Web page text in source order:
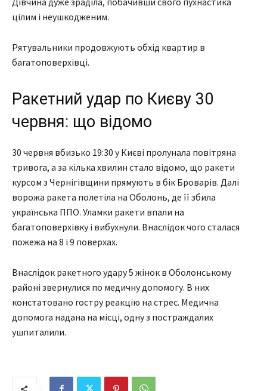
цілим і неушкодженим.
Рятувальники продовжують обхід квартир в
багатоповерхівці.
Ракетний удар по Києву 30
червня: що відомо
30 червня вбизько 19:30 у Києві пролунала повітряна
тривога, а за кілька хвилин стало відомо, що ракети
курсом з Чернігівщини прямують в бік Броварів. Далі
ворожа ракета полетіла на Оболонь, де її збила
українська ППО. Уламки ракети впали на
багатоповерхівку і вибухнули. Внаслідок чого сталася
пожежа на 8 і 9 поверхах.
Внаслідок ракетного удару 5 жінок в Оболонському
районі звернулися по медичну допомогу. В них
констатовано гостру реакцію на стрес. Медична
допомога надана на місці, одну з постраждалих
ушпиталили.